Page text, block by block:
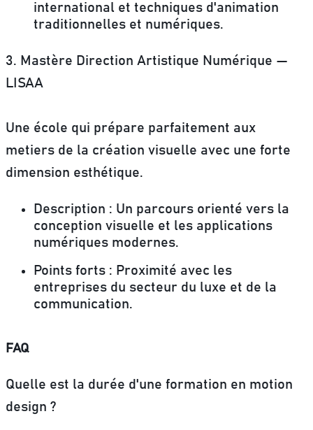
international et techniques d'animation
traditionnelles et numériques.
3. Mastère Direction Artistique Numérique —
LISAA
Une école qui prépare parfaitement aux
metiers de la création visuelle avec une forte
dimension esthétique.
Description : Un parcours orienté vers la
conception visuelle et les applications
numériques modernes.
Points forts : Proximité avec les
entreprises du secteur du luxe et de la
communication.
FAQ
Quelle est la durée d'une formation en motion
design ?